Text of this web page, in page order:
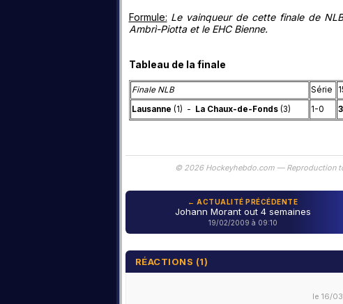
Formule: Le vainqueur de cette finale de
Ambrì-Piotta et le EHC Bienne.
Tableau de la finale
Finale NLB Série
Lausanne (1) - La Chaux-de-Fonds(3) 1-0 3
© 2026 Hockeyhebdo.com — Reproduction
← ACTUALITÉ PRÉCÉDENTE
Johann Morant out 4 semaines
19/02/2009 à 09:10
RÉACTIONS (1)
le 16/